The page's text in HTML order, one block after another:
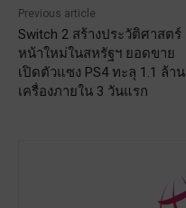
Previous article
Switch 2 สร้างประวัติศาสตร์
หน้าใหม่ในสหรัฐฯ ยอดขาย
เปิดตัวแซง PS4 ทะลุ 1.1 ล้าน
เครื่องภายใน 3 วันแรก